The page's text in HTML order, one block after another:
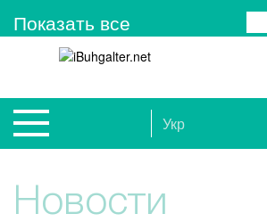
Показать все
Укр
Новости